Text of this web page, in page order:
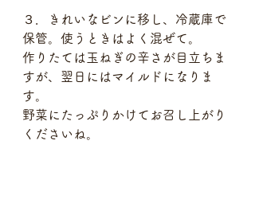
３．きれいなビンに移し、冷蔵庫で
保管。使うときはよく混ぜて。
作りたては玉ねぎの辛さが目立ちま
すが、翌日にはマイルドになりま
す。
野菜にたっぷりかけてお召し上がり
くださいね。